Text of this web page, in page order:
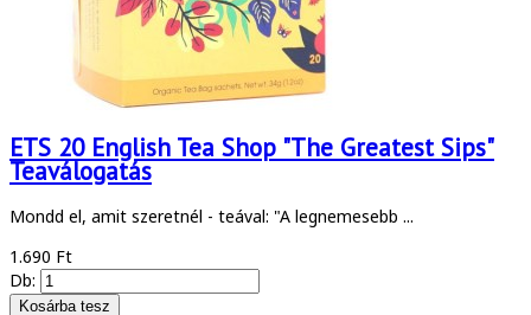
ETS 20 English Tea Shop "The Greatest Sips"
Teaválogatás
Mondd el, amit szeretnél - teával: "A legnemesebb ...
1.690 Ft
Db: